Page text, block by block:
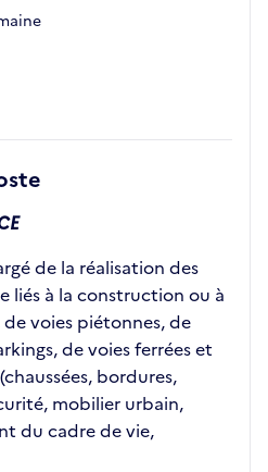
de la réalisation des
liés à la construction ou à
voies piétonnes, de
de voies ferrées et
bordures,
mobilier urbain,
du cadre de vie,